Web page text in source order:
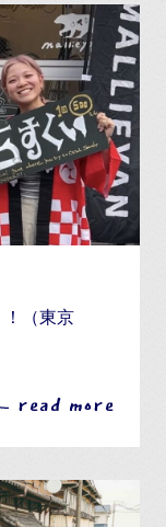
！（東京
read more